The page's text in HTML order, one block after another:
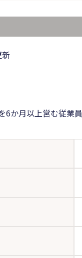
6か月以上営む従業